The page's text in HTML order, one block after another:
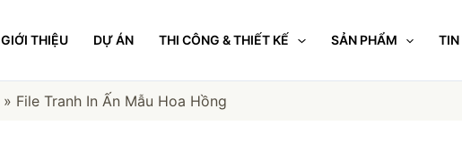
GIỚI THIỆU DỰ ÁN THI CÔNG & THIẾT KẾ SẢN PHẨM
» File Tranh In Ấn Mẫu Hoa Hồng